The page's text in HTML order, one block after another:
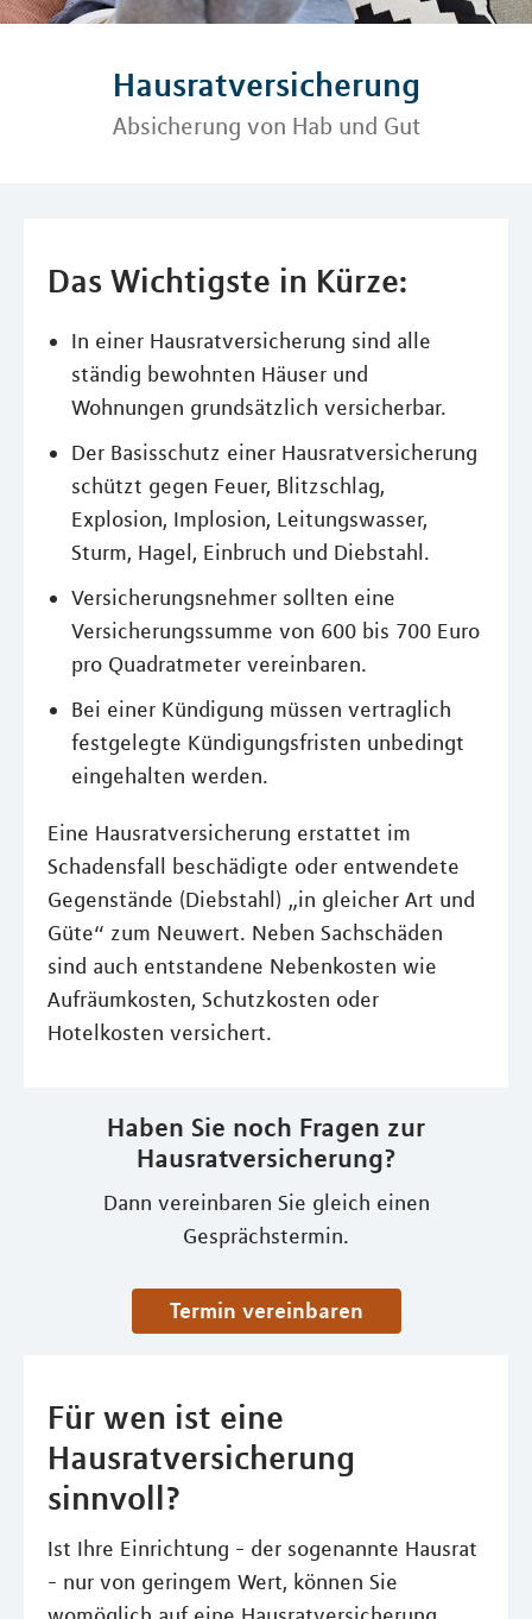
Hausratversicherung
Absicherung von Hab und Gut
Das Wichtigste in Kürze:
In einer Hausratversicherung sind alle
ständig bewohnten Häuser und
Wohnungen grundsätzlich versicherbar.
Der Basisschutz einer Hausratversicherung
schützt gegen Feuer, Blitzschlag,
Explosion, Implosion, Leitungswasser,
Sturm, Hagel, Einbruch und Diebstahl.
Versicherungsnehmer sollten eine
Versicherungssumme von 600 bis 700 Euro
pro Quadratmeter vereinbaren.
Bei einer Kündigung müssen vertraglich
festgelegte Kündigungsfristen unbedingt
eingehalten werden.
Eine Hausratversicherung erstattet im
Schadensfall beschädigte oder entwendete
Gegenstände (Diebstahl) „in gleicher Art und
Güte“ zum Neuwert. Neben Sachschäden
sind auch entstandene Nebenkosten wie
Aufräumkosten, Schutzkosten oder
Hotelkosten versichert.
Haben Sie noch Fragen zur
Hausratversicherung?
Dann vereinbaren Sie gleich einen
Gesprächstermin.
Termin vereinbaren
Für wen ist eine
Hausratversicherung
sinnvoll?
Ist Ihre Einrichtung - der sogenannte Hausrat
- nur von geringem Wert, können Sie